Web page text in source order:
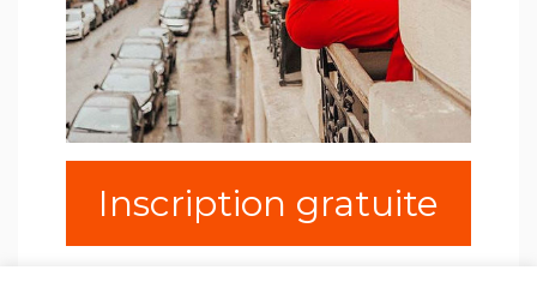
Inscription gratuite